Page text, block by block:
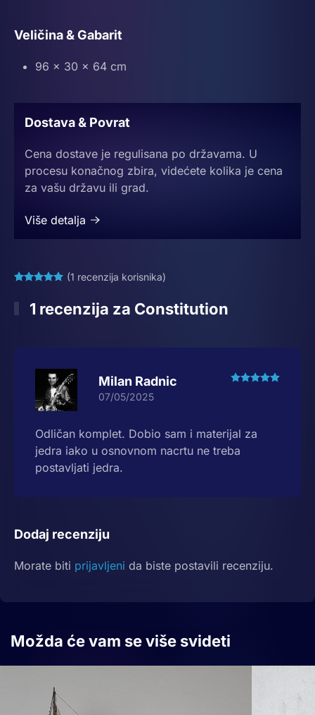
Veličina & Gabarit
96 × 30 × 64 cm
Dostava & Povrat
Cena dostave je regulisana po državama. U
procesu konačnog zbira, videćete kolika je cena
za vašu državu ili grad.
Više detalja
Ocenjeno5.00od 5 na osnovu
1(1 recenzija korisnika)
1 recenzija za Constitution
Milan Radnic
07/05/2025
Odličan komplet. Dobio sam i materijal za
jedra iako u osnovnom nacrtu ne treba
postavljati jedra.
Dodaj recenziju
Morate biti prijavljeni da biste postavili recenziju.
Možda će vam se više svideti